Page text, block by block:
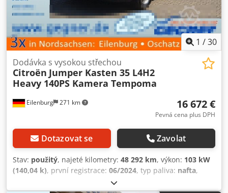
1 /30
Eilenburg 271 km
Dodávka s vysokou střechou
Citroën Jumper Kasten 35 L4H2
Heavy 140PS Kamera Tempoma
16 672 €
Pevná cena plus DPH
Dotazovat se Zavolat
Stav: použitý, najeté kilometry: 48 292 km, výkon: 103 kW
(140,04 k), první registrace: 06/2024, typ paliva: nafta,
, barva: